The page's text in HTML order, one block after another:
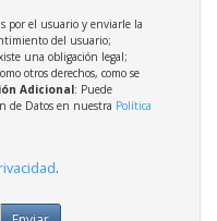
por el usuario y enviarle la
del usuario;
una obligación legal;
otros derechos, como se
Adicional: Puede
de Datos en nuestra Política
.